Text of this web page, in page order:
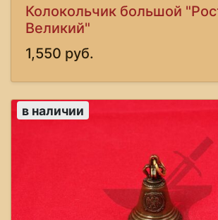
Колокольчик большой
Великий"
1,550 руб.
в наличии